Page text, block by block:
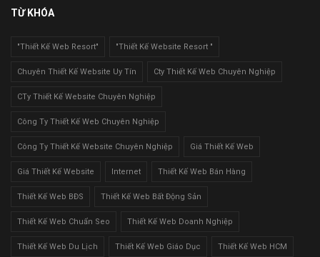
TỪ KHÓA
"Thiết Kế Web Resort" "Thiết Kế Website Resort "
Chuyên Thiết Kế Website Uy Tín Cty Thiết Kế Web Chuyên Nghiệp
CTy Thiết Kế Website Chuyên Nghiệp
Công Ty Thiết Kế Web Chuyên Nghiệp
Công Ty Thiết Kế Website Chuyên Nghiệp Giá Thiết Kế Web
Giá Thiết Kế Website Internet Thiết Kế Web Bán Hàng
Thiết Kế Web BĐS Thiết Kế Web Bất Động Sản
Thiết Kế Web Chuẩn Seo Thiết Kế Web Doanh Nghiệp
Thiết Kế Web Du Lịch Thiết Kế Web Giáo Dục Thiết Kế Web HCM